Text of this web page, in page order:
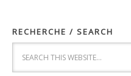
RECHERCHE / SEARCH